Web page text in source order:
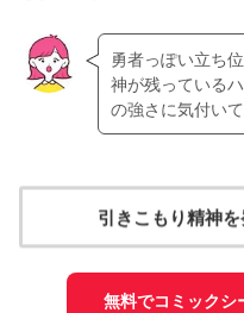
勇者っぽい立ち
神が残っている
の強さに気付い
引きこもり精神
無料でコミックシ